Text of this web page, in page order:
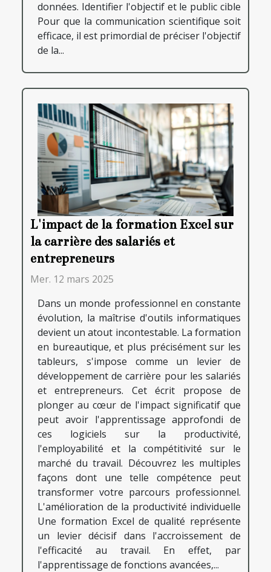
données. Identifier l'objectif et le public cible
Pour que la communication scientifique soit
efficace, il est primordial de préciser l'objectif
de la...
L'impact de la formation Excel sur
la carrière des salariés et
entrepreneurs
Mer. 12 mars 2025
Dans un monde professionnel en constante
évolution, la maîtrise d'outils informatiques
devient un atout incontestable. La formation
en bureautique, et plus précisément sur les
tableurs, s'impose comme un levier de
développement de carrière pour les salariés
et entrepreneurs. Cet écrit propose de
plonger au cœur de l'impact significatif que
peut avoir l'apprentissage approfondi de
ces logiciels sur la productivité,
l'employabilité et la compétitivité sur le
marché du travail. Découvrez les multiples
façons dont une telle compétence peut
transformer votre parcours professionnel.
L'amélioration de la productivité individuelle
Une formation Excel de qualité représente
un levier décisif dans l'accroissement de
l'efficacité au travail. En effet, par
l'apprentissage de fonctions avancées,...